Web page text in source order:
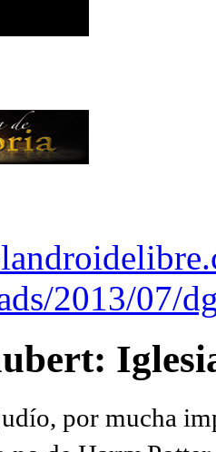
2013/07/
por mucha